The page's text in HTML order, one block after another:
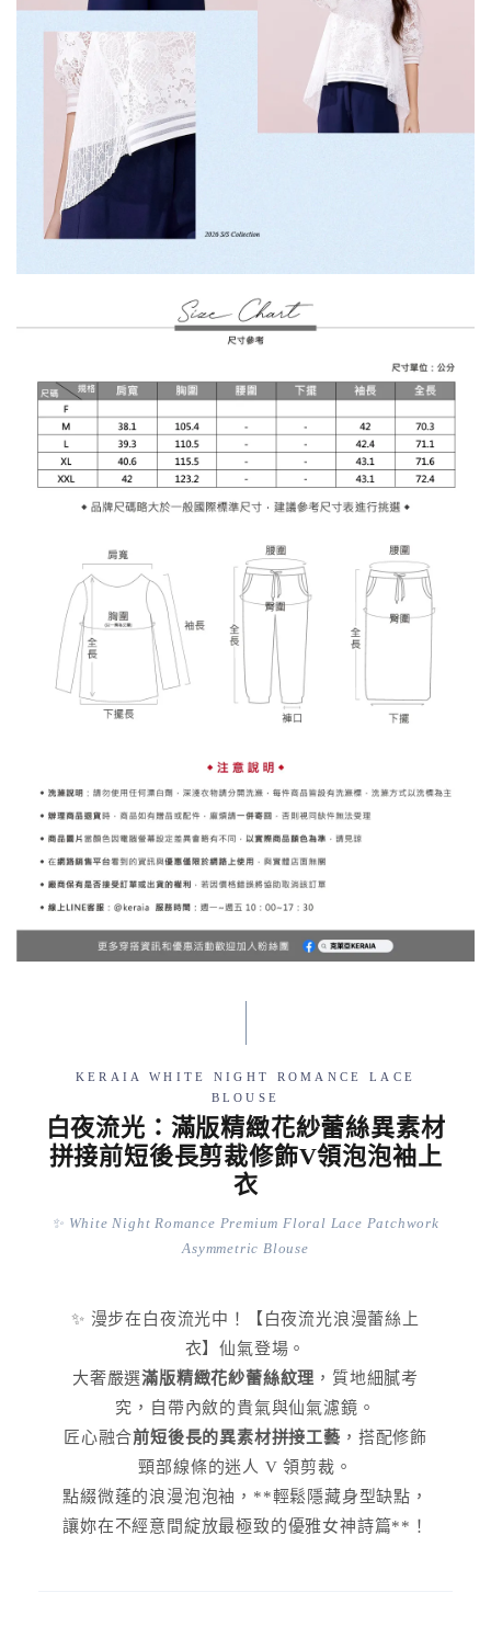
KERAIA WHITE NIGHT ROMANCE LACE
BLOUSE
白夜流光：滿版精緻花紗蕾絲異素材
拼接前短後長剪裁修飾V領泡泡袖上
衣
✨ White Night Romance Premium Floral Lace Patchwork
Asymmetric Blouse
✨ 漫步在白夜流光中！【白夜流光浪漫蕾絲上
衣】仙氣登場。
大奢嚴選滿版精緻花紗蕾絲紋理 ，質地細膩考
究，自帶內斂的貴氣與仙氣濾鏡。
匠心融合前短後長的異素材拼接工藝 ，搭配修飾
頸部線條的迷人 V 領剪裁。
點綴微蓬的浪漫泡泡袖，**輕鬆隱藏身型缺點，
讓妳在不經意間綻放最極致的優雅女神詩篇**！